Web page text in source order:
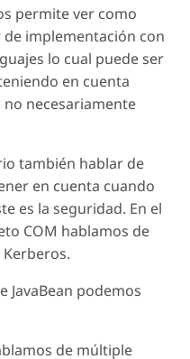
permite ver como
implementación con
lo cual puede ser
en cuenta
necesariamente
también hablar de
en cuenta cuando
es la seguridad. En el
COM hablamos de
Kerberos.
JavaBean podemos
de múltiple